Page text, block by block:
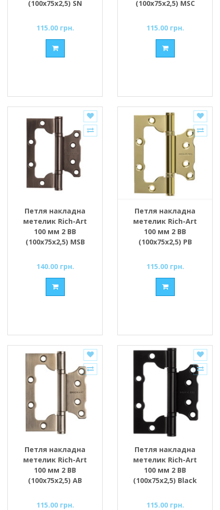
(100х75х2,5) SN
115.00 грн.
(100х75х2,5) MSC
115.00 грн.
Петля накладна
метелик Rich-Art
100 мм 2 ВВ
(100х75х2,5) MSB
140.00 грн.
Петля накладна
метелик Rich-Art
100 мм 2 ВВ
(100х75х2,5) РВ
115.00 грн.
Петля накладна
метелик Rich-Art
100 мм 2 ВВ
(100х75х2,5) AB
115.00 грн.
Петля накладна
метелик Rich-Art
100 мм 2 ВВ
(100х75х2,5) Black
115.00 грн.